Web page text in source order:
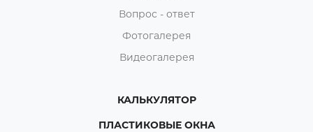
Вопрос - ответ
Фотогалерея
Видеогалерея
КАЛЬКУЛЯТОР
ПЛАСТИКОВЫЕ ОКНА